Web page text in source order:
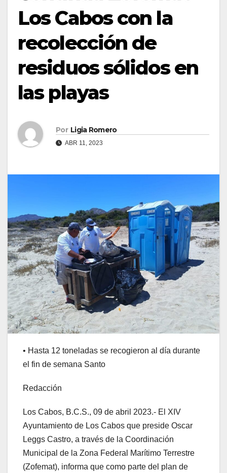
Los Cabos con la
recolección de
residuos sólidos en
las playas
Por Ligia Romero
ABR 11, 2023
• Hasta 12 toneladas se recogieron al día durante
el fin de semana Santo
Redacción
Los Cabos, B.C.S., 09 de abril 2023.- El XIV
Ayuntamiento de Los Cabos que preside Oscar
Leggs Castro, a través de la Coordinación
Municipal de la Zona Federal Marítimo Terrestre
(Zofemat), informa que como parte del plan de